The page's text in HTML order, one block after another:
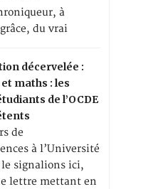
à
du vrai
décervelée :
maths : les
de l’OCDE
de
à l’Université
signalions ici,
lettre mettant en